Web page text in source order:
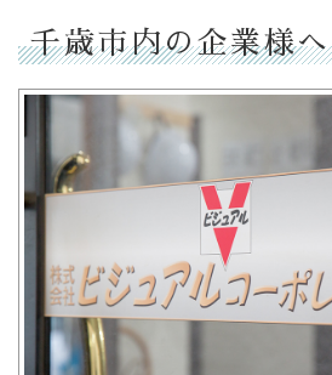
千歳市内の企業様へ